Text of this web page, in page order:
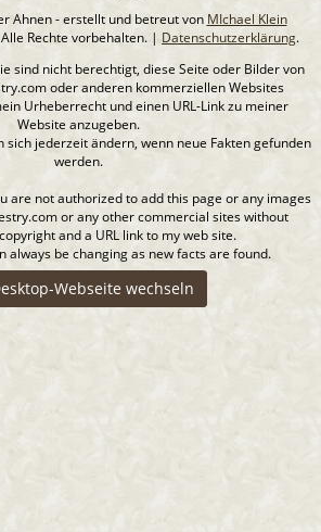
Ahnen - erstellt und betreut von MIchael Klein
Rechte vorbehalten. | Datenschutzerklärung.
sind nicht berechtigt, diese Seite oder Bilder von
oder anderen kommerziellen Websites
Urheberrecht und einen URL-Link zu meiner
Website anzugeben.
sich jederzeit ändern, wenn neue Fakten gefunden
werden.
are not authorized to add this page or any images
or any other commercial sites without
and a URL link to my web site.
always be changing as new facts are found.
Webseite wechseln